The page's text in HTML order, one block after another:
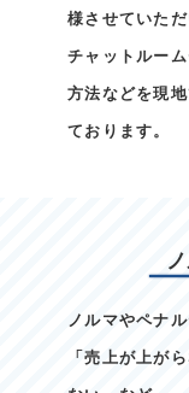
様させていただ
チャットルー
方法などを現
ております。
ノルマやペナ
「売上が上が